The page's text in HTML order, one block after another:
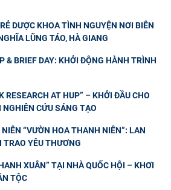
DƯỢC KHOA TÌNH NGUYỆN NƠI BIÊN
LŨNG TÁO, HÀ GIANG
& BRIEF DAY: KHỞI ĐỘNG HÀNH TRÌNH
RESEARCH AT HUP” – KHỞI ĐẦU CHO
CỨU SÁNG TẠO
“VƯỜN HOA THANH NIÊN”: LAN
YÊU THƯƠNG
XUÂN” TẠI NHÀ QUỐC HỘI – KHƠI
TỘC